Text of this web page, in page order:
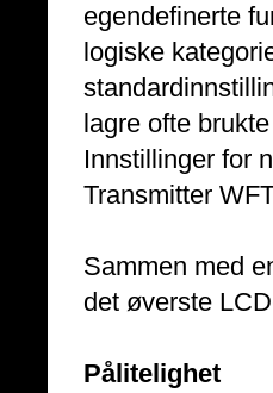
egendefinerte
logiske
lagre ofte
Innstillinger for
Transmitter
Sammen med
det øverste
Pålitelighet